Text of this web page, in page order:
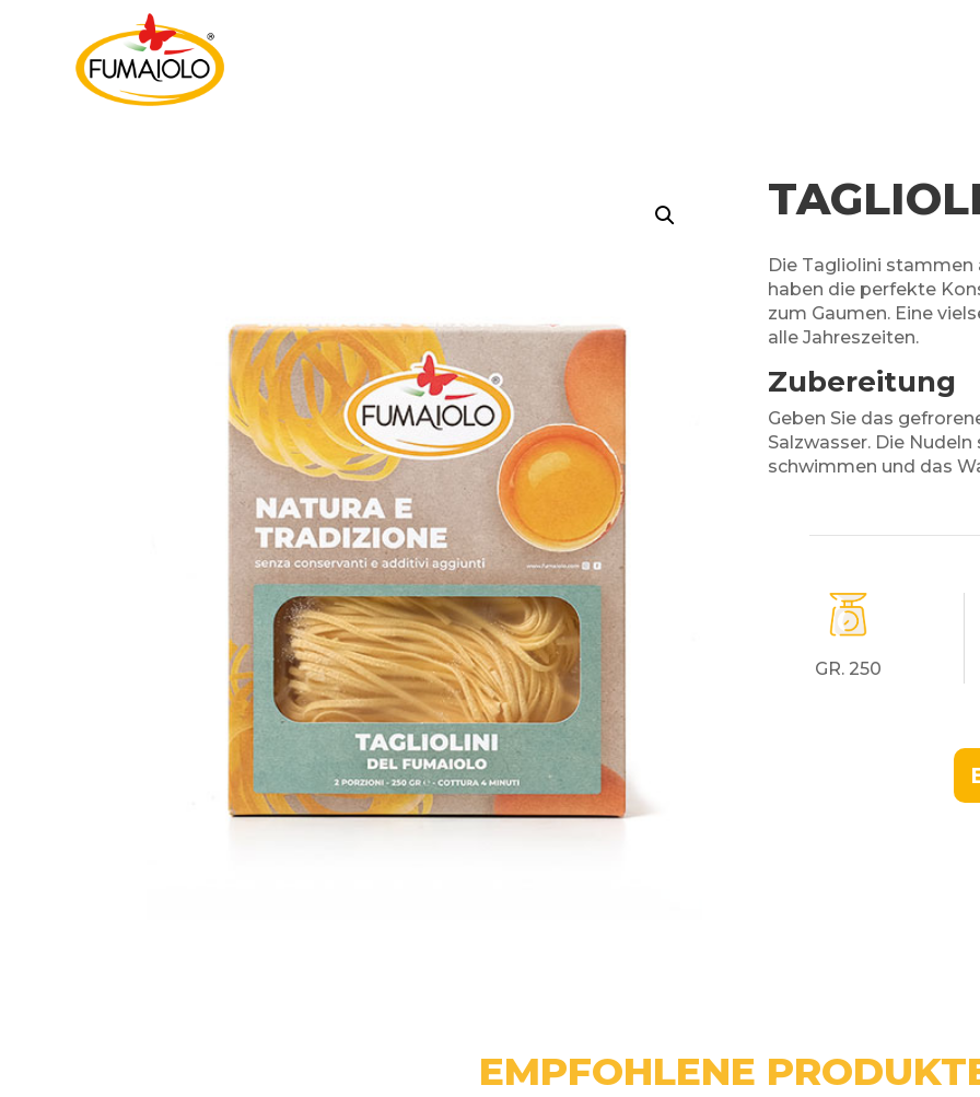
Die Tagliolini stammen
haben die perfekte
zum Gaumen. Eine
alle Jahreszeiten.
Zubereitung
Geben Sie das
Salzwasser. Die Nudeln
schwimmen und das
GR. 250
EMPFOHLENE